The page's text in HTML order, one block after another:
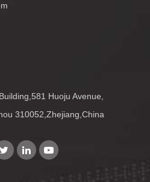
Huoju Avenue,
310052,Zhejiang,China